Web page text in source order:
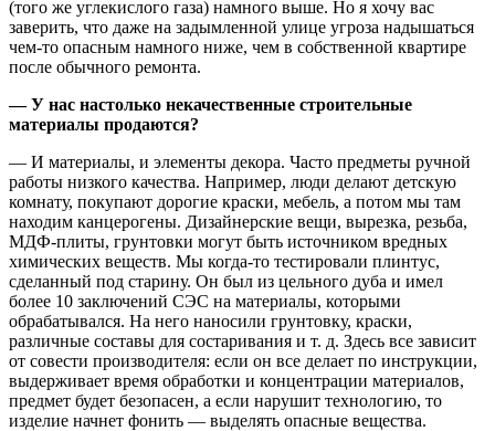
(того же углекислого газа) намного выше. Но я хочу вас
заверить, что даже на задымленной улице угроза надышаться
чем-то опасным намного ниже, чем в собственной квартире
после обычного ремонта.
— У нас настолько некачественные строительные
материалы продаются?
— И материалы, и элементы декора. Часто предметы ручной
работы низкого качества. Например, люди делают детскую
комнату, покупают дорогие краски, мебель, а потом мы там
находим канцерогены. Дизайнерские вещи, вырезка, резьба,
МДФ-плиты, грунтовки могут быть источником вредных
химических веществ. Мы когда-то тестировали плинтус,
сделанный под старину. Он был из цельного дуба и имел
более 10 заключений СЭС на материалы, которыми
обрабатывался. На него наносили грунтовку, краски,
различные составы для состаривания и т. д. Здесь все зависит
от совести производителя: если он все делает по инструкции,
выдерживает время обработки и концентрации материалов,
предмет будет безопасен, а если нарушит технологию, то
изделие начнет фонить — выделять опасные вещества.